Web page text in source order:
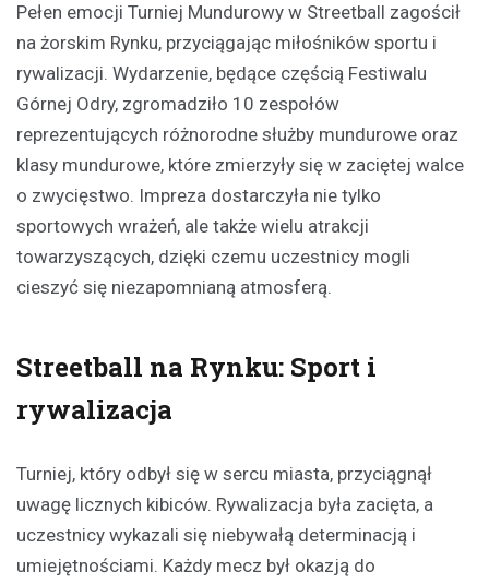
Pełen emocji Turniej Mundurowy w Streetball zagościł
na żorskim Rynku, przyciągając miłośników sportu i
rywalizacji. Wydarzenie, będące częścią Festiwalu
Górnej Odry, zgromadziło 10 zespołów
reprezentujących różnorodne służby mundurowe oraz
klasy mundurowe, które zmierzyły się w zaciętej walce
o zwycięstwo. Impreza dostarczyła nie tylko
sportowych wrażeń, ale także wielu atrakcji
towarzyszących, dzięki czemu uczestnicy mogli
cieszyć się niezapomnianą atmosferą.
Streetball na Rynku: Sport i
rywalizacja
Turniej, który odbył się w sercu miasta, przyciągnął
uwagę licznych kibiców. Rywalizacja była zacięta, a
uczestnicy wykazali się niebywałą determinacją i
umiejętnościami. Każdy mecz był okazją do